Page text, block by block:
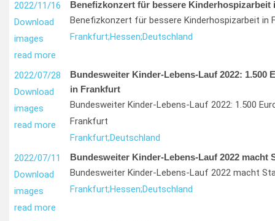
2022/11/16
Download
images
read more
Benefizkonzert für bessere Kinderhospizarbeit
Benefizkonzert für bessere Kinderhospizarbeit in
Frankfurt;Hessen;Deutschland
2022/07/28
Download
images
read more
Bundesweiter Kinder-Lebens-Lauf 2022: 1.500
in Frankfurt
Bundesweiter Kinder-Lebens-Lauf 2022: 1.500
Frankfurt
Frankfurt;Deutschland
2022/07/11
Download
images
read more
Bundesweiter Kinder-Lebens-Lauf 2022 macht
Bundesweiter Kinder-Lebens-Lauf 2022 macht
Frankfurt;Hessen;Deutschland